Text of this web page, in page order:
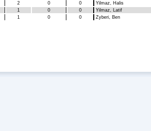
2 0 0 Yilmaz, Halis
1 0 0 Yilmaz, Latif
1 0 0 Zyberi, Ben